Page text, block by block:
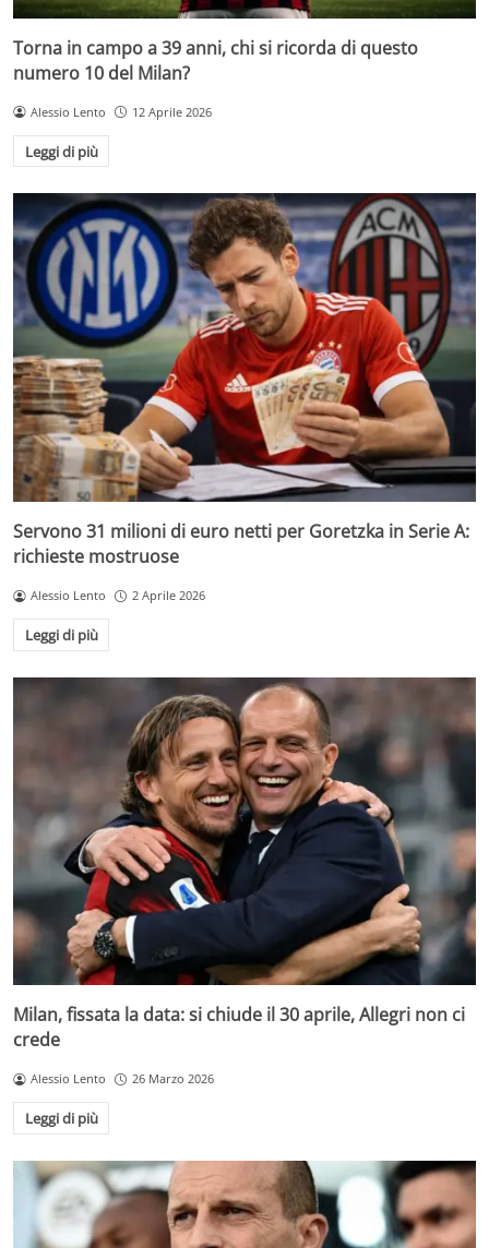
Torna in campo a 39 anni, chi si ricorda di questo
numero 10 del Milan?
Alessio Lento 12 Aprile 2026
Leggi di più
Servono 31 milioni di euro netti per Goretzka in Serie A:
richieste mostruose
Alessio Lento 2 Aprile 2026
Leggi di più
Milan, fissata la data: si chiude il 30 aprile, Allegri non ci
crede
Alessio Lento 26 Marzo 2026
Leggi di più